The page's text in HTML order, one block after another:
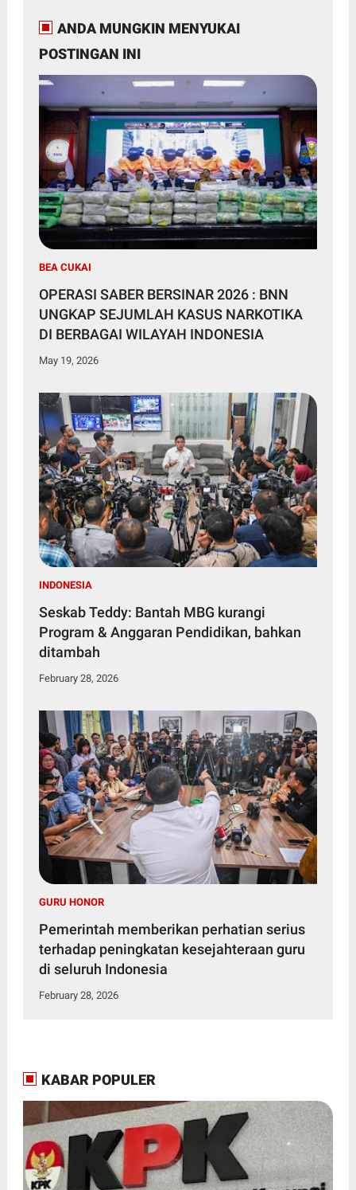
ANDA MUNGKIN MENYUKAI
POSTINGAN INI
BEA CUKAI
OPERASI SABER BERSINAR 2026 : BNN
UNGKAP SEJUMLAH KASUS NARKOTIKA
DI BERBAGAI WILAYAH INDONESIA
May 19, 2026
INDONESIA
Seskab Teddy: Bantah MBG kurangi
Program & Anggaran Pendidikan, bahkan
ditambah
February 28, 2026
GURU HONOR
Pemerintah memberikan perhatian serius
terhadap peningkatan kesejahteraan guru
di seluruh Indonesia
February 28, 2026
KABAR POPULER